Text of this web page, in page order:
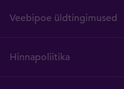
Veebipoe üldtingimused
Hinnapoliitika